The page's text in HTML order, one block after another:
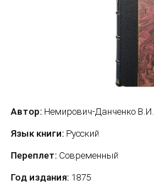
Автор: Немирович-Данченко В.И.
Язык книги: Русский
Переплет: Современный
Год издания: 1875